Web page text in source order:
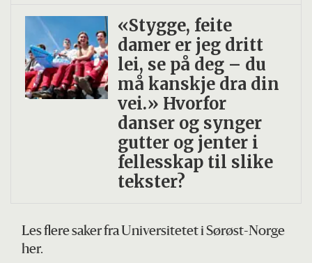
«Stygge, feite
damer er jeg dritt
lei, se på deg – du
må kanskje dra din
vei.» Hvorfor
danser og synger
gutter og jenter i
fellesskap til slike
tekster?
Les flere saker fra Universitetet i Sørøst-Norge
her.